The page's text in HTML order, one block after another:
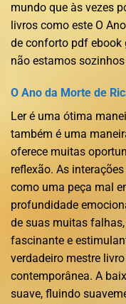
mundo que às vezes
livros como este O
de conforto pdf ebook
não estamos
O Ano da Morte de
Ler é uma ótima
também é uma
oferece muitas
reflexão. As
como uma peça mal
profundidade
de suas muitas
fascinante e
verdadeiro mestre
contemporânea. A
suave, fluindo